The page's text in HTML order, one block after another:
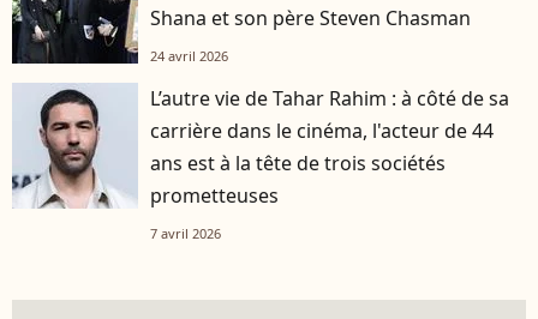
Shana et son père Steven Chasman
24 avril 2026
L’autre vie de Tahar Rahim : à côté de sa
carrière dans le cinéma, l'acteur de 44
ans est à la tête de trois sociétés
prometteuses
7 avril 2026